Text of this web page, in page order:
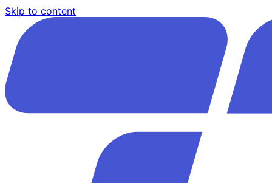
Skip to content